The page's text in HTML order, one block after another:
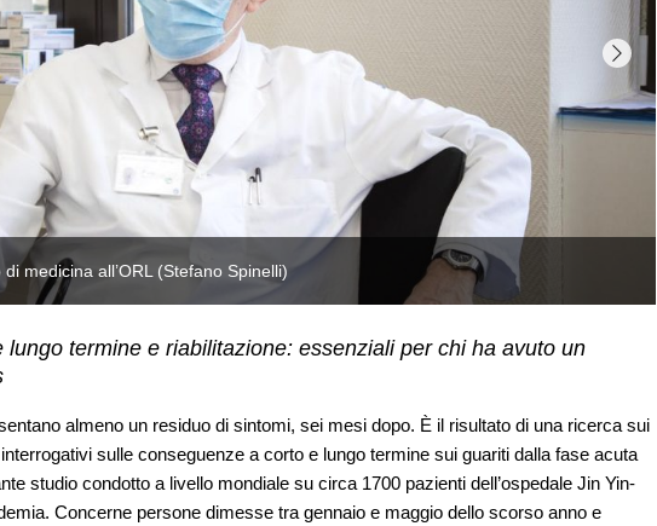
termine e riabilitazione: essenziali per chi ha avuto un
almeno un residuo di sintomi, sei mesi dopo. È il risultato di una ricerca sui
sulle conseguenze a corto e lungo termine sui guariti dalla fase acuta
studio condotto a livello mondiale su circa 1700 pazienti dell’ospedale Jin Yin-
Concerne persone dimesse tra gennaio e maggio dello scorso anno e